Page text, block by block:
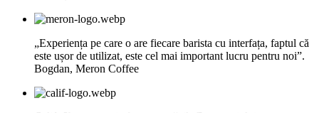
„Experiența pe care o are fiecare barista cu interfața, faptul că
este ușor de utilizat, este cel mai important lucru pentru noi”.
Bogdan, Meron Coffee